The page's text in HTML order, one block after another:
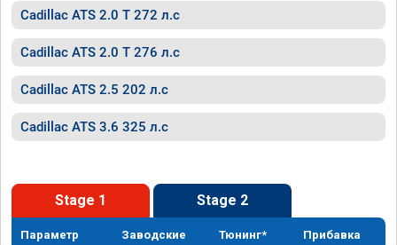
Cadillac ATS 2.0 T 272 л.с
Cadillac ATS 2.0 T 276 л.с
Cadillac ATS 2.5 202 л.с
Cadillac ATS 3.6 325 л.с
Stage 1 Stage 2
Параметр Заводские Тюнинг* Прибавка